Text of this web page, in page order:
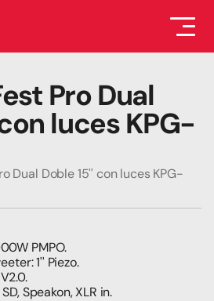
Pro Dual
luces KPG-
Dual Doble 15'' con luces KPG-
PMPO.
1'' Piezo.
Speakon, XLR in.